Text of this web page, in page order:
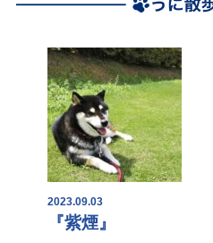
2023.09.03
『紫煙』